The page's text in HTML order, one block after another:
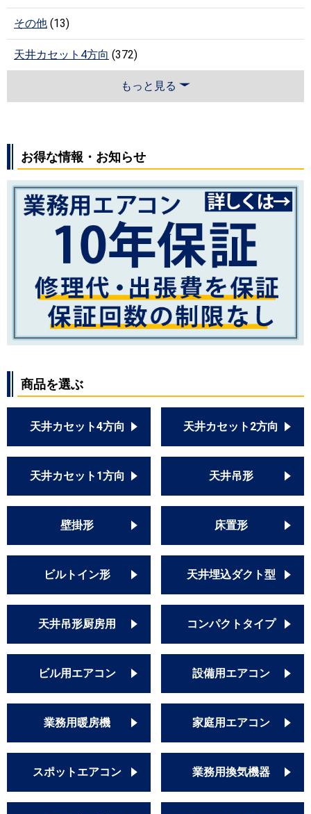
その他 (13)
天井カセット4方向 (372)
もっと見る
お得な情報・お知らせ
商品を選ぶ
天井カセット4方向 天井カセット2方向
天井カセット1方向 天井吊形
壁掛形 床置形
ビルトイン形 天井埋込ダクト型
天井吊形厨房用 コンパクトタイプ
ビル用エアコン 設備用エアコン
業務用暖房機 家庭用エアコン
スポットエアコン 業務用換気機器